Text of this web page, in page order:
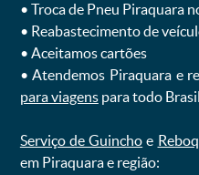
ㅤㅤ• Troca de Pneu Piraquara
ㅤㅤ• Reabastecimento de
ㅤㅤ• Aceitamos cartões
ㅤㅤ• Atendemos Piraquara
para viagenspara todo Brasil
Serviço de Guincho e
em Piraquara e região: